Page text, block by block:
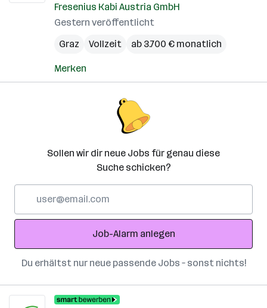
Fresenius Kabi Austria GmbH
Gestern veröffentlicht
Graz
Vollzeit ab 3.700 € monatlich
Merken
Sollen wir dir neue Jobs für genau diese
Suche schicken?
Adresse
Job-Alarm anlegen
Du erhältst nur neue passende Jobs – sonst nichts!